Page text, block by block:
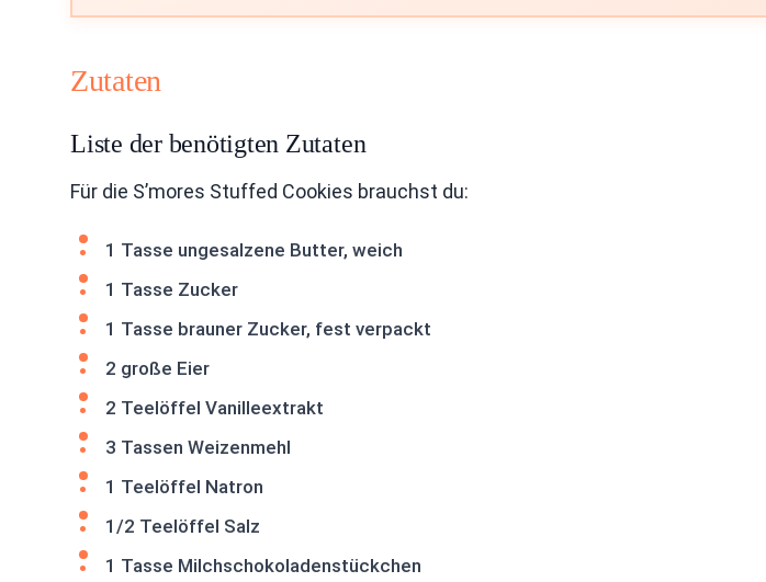
Zutaten
Liste der benötigten Zutaten
Für die S’mores Stuffed Cookies brauchst du:
1 Tasse ungesalzene Butter, weich
1 Tasse Zucker
1 Tasse brauner Zucker, fest verpackt
2 große Eier
2 Teelöffel Vanilleextrakt
3 Tassen Weizenmehl
1 Teelöffel Natron
1/2 Teelöffel Salz
1 Tasse Milchschokoladenstückchen